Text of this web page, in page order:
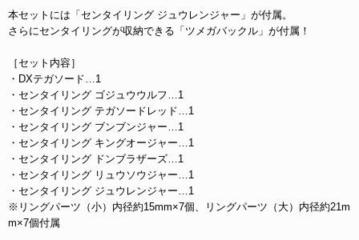
本セットには「センタイリング ジュウレンジャー」が付属。
さらにセンタイリングが収納できる「ツメガバックル」が付属！
［セット内容］
・DXテガソード…1
・センタイリング ゴジュウウルフ…1
・センタイリング テガソードレッド…1
・センタイリング ブンブンジャー…1
・センタイリング キングオージャー…1
・センタイリング ドンブラザーズ…1
・センタイリング リュウソウジャー…1
・センタイリング ジュウレンジャー…1
※リングパーツ（小）内径約15mm×7個、リングパーツ（大）内径約21m
m×7個付属